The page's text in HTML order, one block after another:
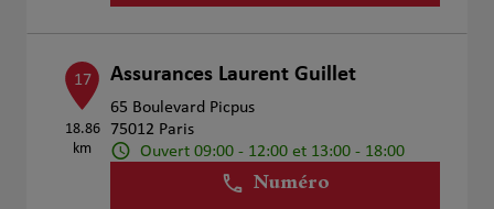
17
18.86
km
Assurances Laurent Guillet
65 Boulevard Picpus
75012 Paris
Ouvert 09:00 - 12:00 et 13:00 - 18:00
Numéro